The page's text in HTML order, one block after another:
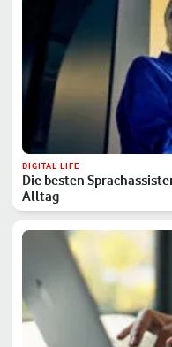
DIGITAL LIFE
Die besten
Alltag